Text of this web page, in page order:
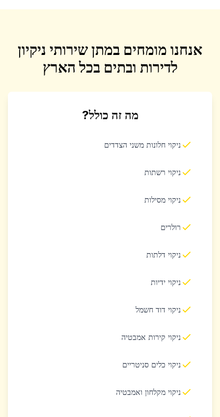
אנחנו מומחים במתן שירותי ניקיון
לדירות ובתים בכל הארץ
מה זה כולל?
ניקוי חלונות משני הצדדים
ניקוי רשתות
ניקוי מסילות
רולרים
ניקוי דלתות
ניקוי ידיות
ניקוי דוד חשמל
ניקוי קירות אמבטיה
ניקוי כלים סניטריים
ניקוי מקלחון ואמבטיה